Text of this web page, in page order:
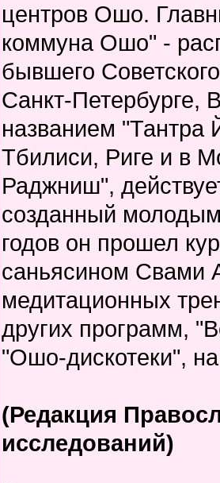
центров Ошо.
коммуна Ошо" -
бывшего
Санкт-Петербурге,
названием "Тантра
Тбилиси, Риге и в
Раджниш",
созданный
годов он прошел
саньясином
медитационных
других программ,
"Ошо-дискотеки",
(Редакция
исследований)